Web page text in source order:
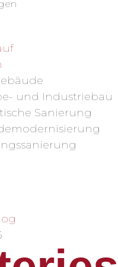
und Industriebau
Sanierung